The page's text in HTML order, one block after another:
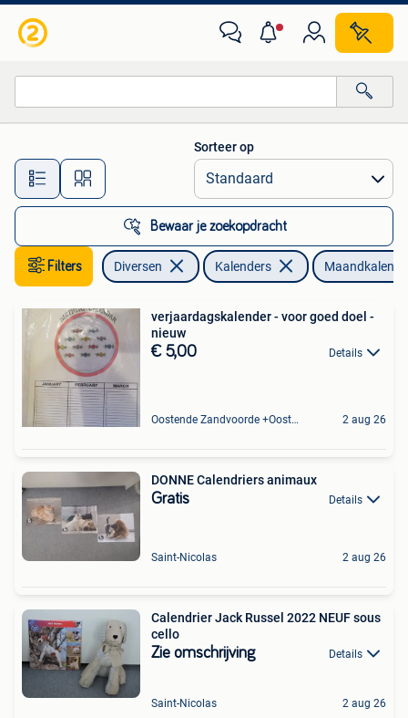
Alle afstanden…
Sorteer op
Bewaar je zoekopdracht
Filters Diversen Kalenders
verjaardagskalender - voor goed doel -
nieuw
€ 5,00 Details
Oostende Zandvoorde +Oostende 2 aug 26
DONNE Calendriers animaux
Gratis Details
Saint-Nicolas 2 aug 26
Calendrier Jack Russel 2022 NEUF sous
cello
Zie omschrijving Details
Saint-Nicolas 2 aug 26